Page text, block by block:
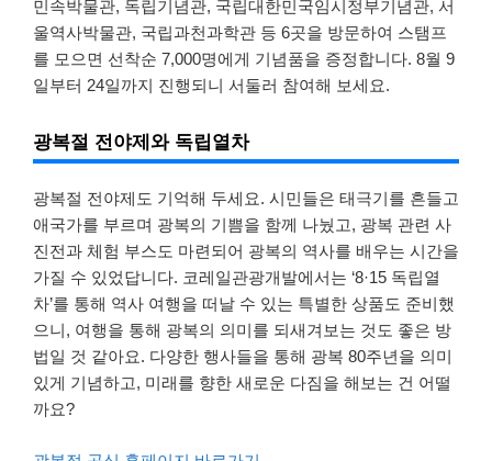
민속박물관, 독립기념관, 국립대한민국임시정부기념관, 서
울역사박물관, 국립과천과학관 등 6곳을 방문하여 스탬프
를 모으면 선착순 7,000명에게 기념품을 증정합니다. 8월 9
일부터 24일까지 진행되니 서둘러 참여해 보세요.
광복절 전야제와 독립열차
광복절 전야제도 기억해 두세요. 시민들은 태극기를 흔들고
애국가를 부르며 광복의 기쁨을 함께 나눴고, 광복 관련 사
진전과 체험 부스도 마련되어 광복의 역사를 배우는 시간을
가질 수 있었답니다. 코레일관광개발에서는 ‘8·15 독립열
차’를 통해 역사 여행을 떠날 수 있는 특별한 상품도 준비했
으니, 여행을 통해 광복의 의미를 되새겨보는 것도 좋은 방
법일 것 같아요. 다양한 행사들을 통해 광복 80주년을 의미
있게 기념하고, 미래를 향한 새로운 다짐을 해보는 건 어떨
까요?